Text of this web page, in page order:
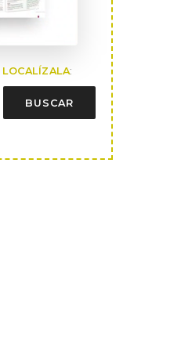
LOCALÍZALA:
BUSCAR